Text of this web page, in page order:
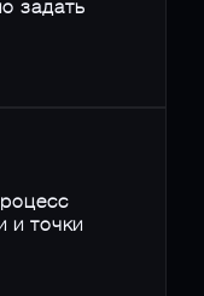
задать
и точки